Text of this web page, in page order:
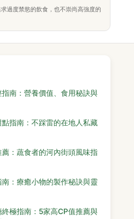
過度禁慾的飲食，也不崇尚高強度的
南：營養價值、食用秘訣與
指南：不踩雷的在地人私藏
：蔬食者的河內街頭風味指
：療癒小物的製作秘訣與靈
極指南：5家高CP值推薦與